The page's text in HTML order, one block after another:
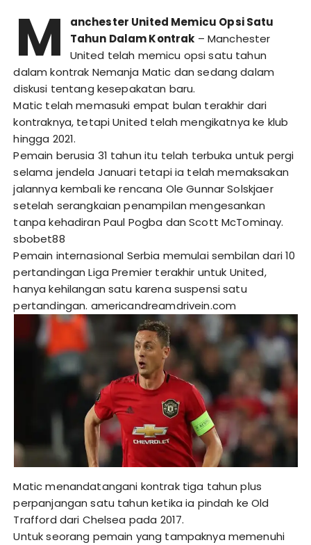
M
anchester United Memicu Opsi Satu
Tahun Dalam Kontrak – Manchester
United telah memicu opsi satu tahun
dalam kontrak Nemanja Matic dan sedang dalam
diskusi tentang kesepakatan baru.
Matic telah memasuki empat bulan terakhir dari
kontraknya, tetapi United telah mengikatnya ke klub
hingga 2021.
Pemain berusia 31 tahun itu telah terbuka untuk pergi
selama jendela Januari tetapi ia telah memaksakan
jalannya kembali ke rencana Ole Gunnar Solskjaer
setelah serangkaian penampilan mengesankan
tanpa kehadiran Paul Pogba dan Scott McTominay.
sbobet88
Pemain internasional Serbia memulai sembilan dari 10
pertandingan Liga Premier terakhir untuk United,
hanya kehilangan satu karena suspensi satu
pertandingan. americandreamdrivein.com
Matic menandatangani kontrak tiga tahun plus
perpanjangan satu tahun ketika ia pindah ke Old
Trafford dari Chelsea pada 2017.
Untuk seorang pemain yang tampaknya memenuhi